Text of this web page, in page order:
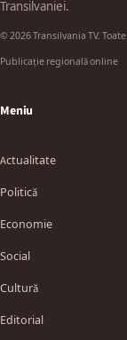
Transilvaniei.
© 2026 Transilvania TV.
Publicație regională online
Meniu
Actualitate
Politică
Economie
Social
Cultură
Editorial